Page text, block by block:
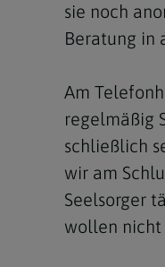
sie noch
Beratung in
Am
regelmäßig
schließlich
wir am
Seelsorger
wollen nicht